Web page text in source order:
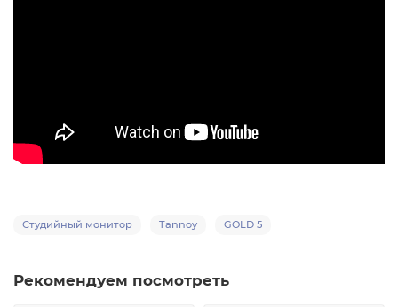
Студийный монитор Tannoy GOLD 5
Рекомендуем посмотреть